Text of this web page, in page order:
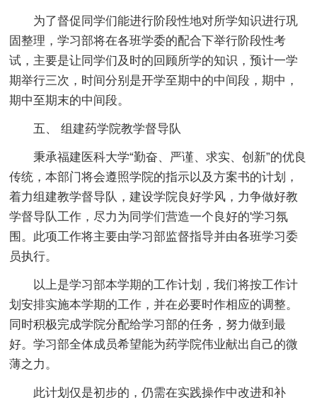
为了督促同学们能进行阶段性地对所学知识进行巩
固整理，学习部将在各班学委的配合下举行阶段性考
试，主要是让同学们及时的回顾所学的知识，预计一学
期举行三次，时间分别是开学至期中的中间段，期中，
期中至期末的中间段。
五、 组建药学院教学督导队
秉承福建医科大学“勤奋、严谨、求实、创新”的优良
传统，本部门将会遵照学院的指示以及方案书的计划，
着力组建教学督导队，建设学院良好学风，力争做好教
学督导队工作，尽力为同学们营造一个良好的'学习氛
围。此项工作将主要由学习部监督指导并由各班学习委
员执行。
以上是学习部本学期的工作计划，我们将按工作计
划安排实施本学期的工作，并在必要时作相应的调整。
同时积极完成学院分配给学习部的任务，努力做到最
好。学习部全体成员希望能为药学院伟业献出自己的微
薄之力。
此计划仅是初步的，仍需在实践操作中改进和补